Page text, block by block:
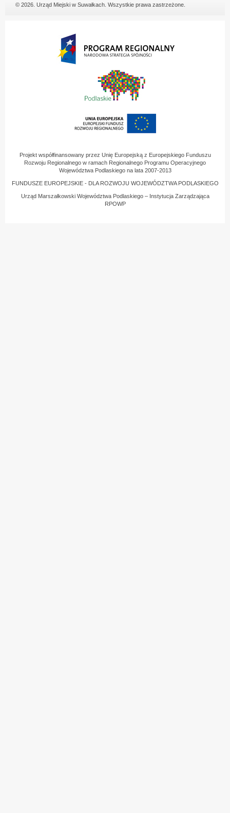
© 2026. Urząd Miejski w Suwałkach. Wszystkie prawa zastrzeżone.
Projekt współfinansowany przez Unię Europejską z Europejskiego Funduszu
Rozwoju Regionalnego w ramach Regionalnego Programu Operacyjnego
Województwa Podlaskiego na lata 2007-2013
FUNDUSZE EUROPEJSKIE - DLA ROZWOJU WOJEWÓDZTWA PODLASKIEGO
Urząd Marszałkowski Województwa Podlaskiego – Instytucja Zarządzająca
RPOWP